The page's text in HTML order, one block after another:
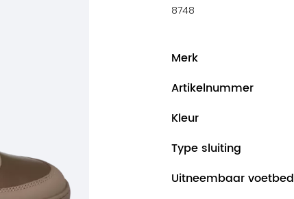
8748
Merk
Artikelnummer
Kleur
Type sluiting
Uitneembaar voetbed